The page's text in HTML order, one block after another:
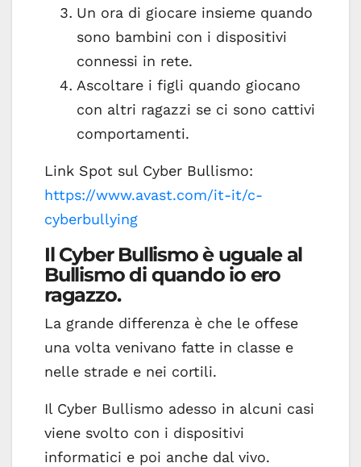
Un ora di giocare insieme quando
sono bambini con i dispositivi
connessi in rete.
Ascoltare i figli quando giocano
con altri ragazzi se ci sono cattivi
comportamenti.
Link Spot sul Cyber Bullismo:
https://www.avast.com/it-it/c-
cyberbullying
Il Cyber Bullismo è uguale al
Bullismo di quando io ero
ragazzo.
La grande differenza è che le offese
una volta venivano fatte in classe e
nelle strade e nei cortili.
Il Cyber Bullismo adesso in alcuni casi
viene svolto con i dispositivi
informatici e poi anche dal vivo.